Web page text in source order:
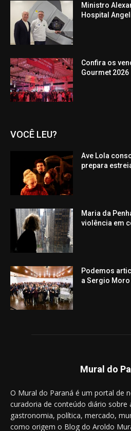
Ministro
Hospital
Confira os
Gourmet 2026
VOCÊ LEU?
Ave Lola
prepara
Maria da
violência em
Podemos
a Sergio Moro
Mural do
O Mural do Paraná é um portal de
curadoria de conteúdo diário sobre
gastronomia, política, mercado,
como origem o Blog do Aroldo